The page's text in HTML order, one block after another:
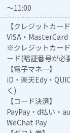
～11:00
【クレジットカード
VISA・
※クレジットカー
ード(暗証番号が必
【電子マネー】
iD・楽天Edy・
く)
【コード決済】
PayPay・d払い・
WeChat Pay